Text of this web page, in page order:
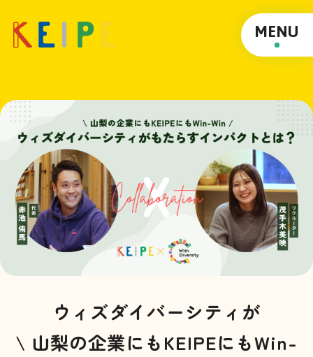
MENU
ウィズダイバーシティが
\ 山梨の企業にもKEIPEにもWin-